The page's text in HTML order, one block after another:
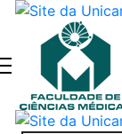
Conteúdo